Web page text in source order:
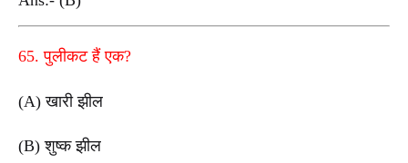
65. पुलीकट हैं एक?
(A) खारी झील
(B) शुष्क झील